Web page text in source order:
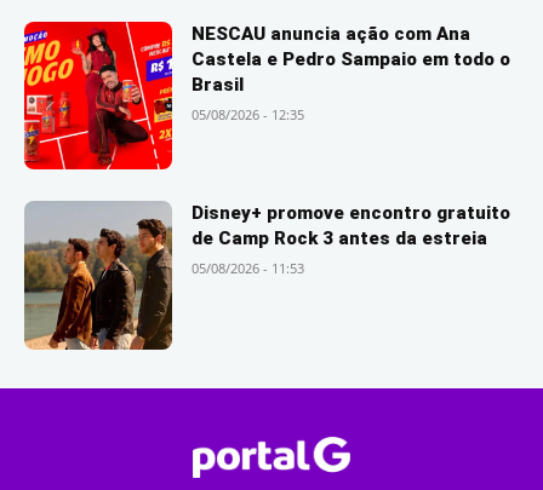
NESCAU anuncia ação com Ana
Castela e Pedro Sampaio em todo o
Brasil
05/08/2026 - 12:35
Disney+ promove encontro gratuito
de Camp Rock 3 antes da estreia
05/08/2026 - 11:53